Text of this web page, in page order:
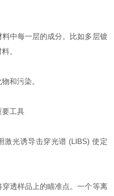
中每一层的成分。比如多层镀
。
和污染。
工具
光诱导击穿光谱 (LIBS) 使定
透样品上的瞄准点。一个等离